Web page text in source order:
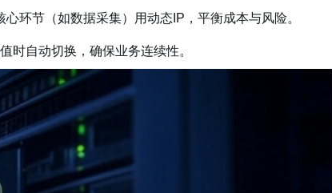
环节（如数据采集）用动态IP，平衡成本与风险。
时自动切换，确保业务连续性。